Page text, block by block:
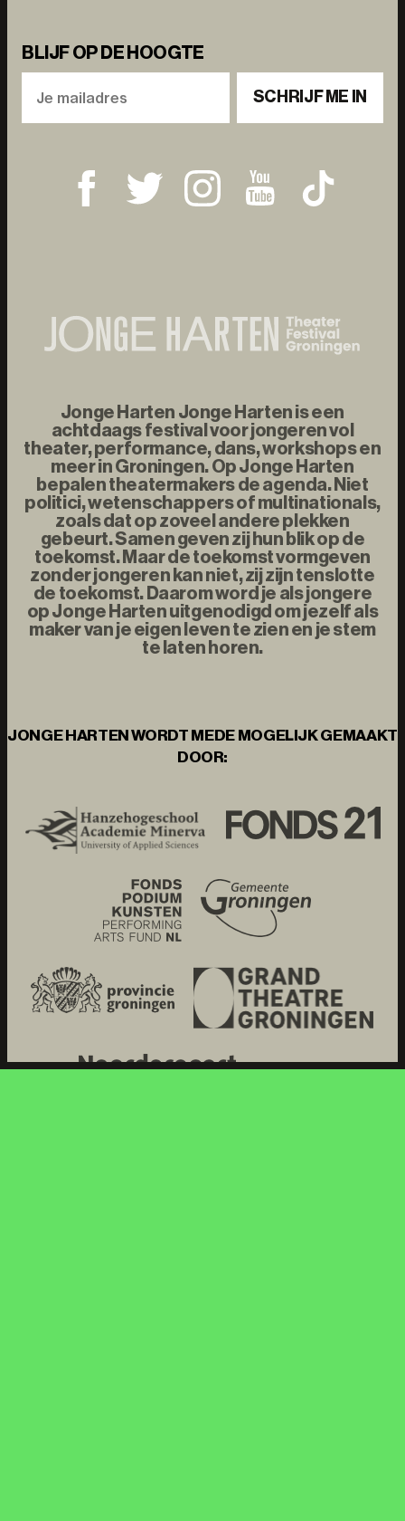
BLIJF OP DE HOOGTE
SCHRIJF ME IN
Jonge Harten Jonge Harten is een
achtdaags festival voor jongeren vol
theater, performance, dans, workshops en
meer in Groningen. Op Jonge Harten
bepalen theatermakers de agenda. Niet
politici, wetenschappers of multinationals,
zoals dat op zoveel andere plekken
gebeurt. Samen geven zij hun blik op de
toekomst. Maar de toekomst vormgeven
zonder jongeren kan niet, zij zijn tenslotte
de toekomst. Daarom word je als jongere
op Jonge Harten uitgenodigd om jezelf als
maker van je eigen leven te zien en je stem
te laten horen.
JONGE HARTEN WORDT MEDE MOGELIJK GEMAAKT
DOOR: